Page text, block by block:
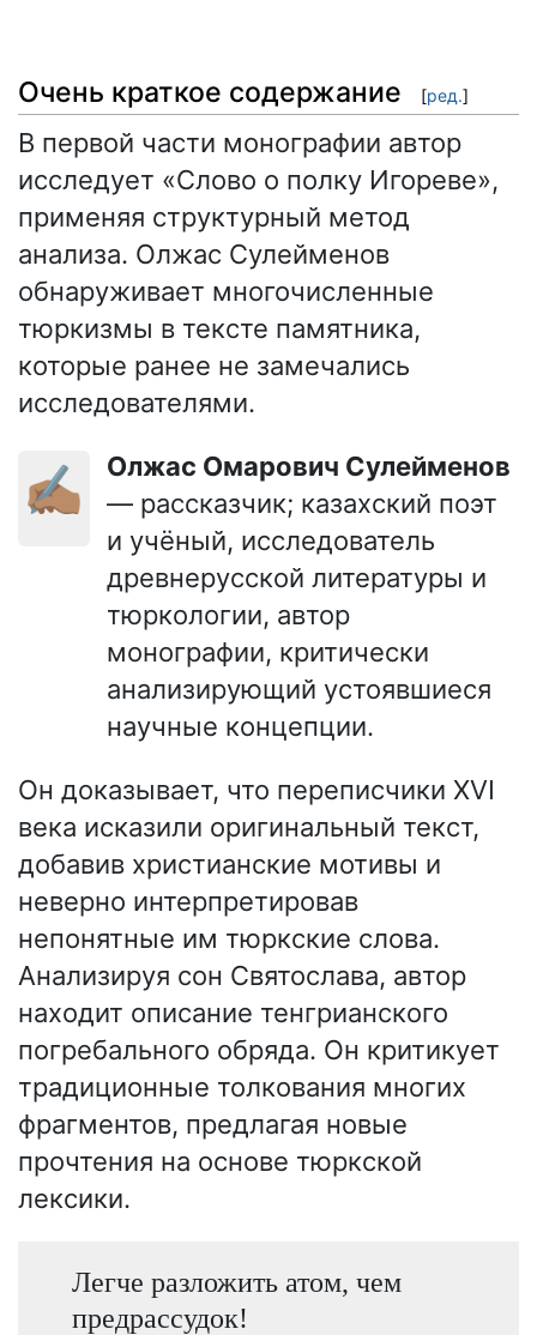
Очень краткое содержание [ред.]
В первой части монографии автор
исследует «Слово о полку Игореве»,
применяя структурный метод
анализа. Олжас Сулейменов
обнаруживает многочисленные
тюркизмы в тексте памятника,
которые ранее не замечались
исследователями.
✍🏽
Олжас Омарович Сулейменов
— рассказчик; казахский поэт
и учёный, исследователь
древнерусской литературы и
тюркологии, автор
монографии, критически
анализирующий устоявшиеся
научные концепции.
Он доказывает, что переписчики XVI
века исказили оригинальный текст,
добавив христианские мотивы и
неверно интерпретировав
непонятные им тюркские слова.
Анализируя сон Святослава, автор
находит описание тенгрианского
погребального обряда. Он критикует
традиционные толкования многих
фрагментов, предлагая новые
прочтения на основе тюркской
лексики.
Легче разложить атом, чем
предрассудок!